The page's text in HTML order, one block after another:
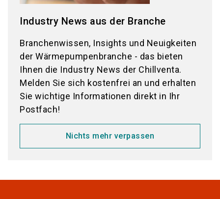
Industry News aus der Branche
Branchenwissen, Insights und Neuigkeiten
der Wärmepumpenbranche - das bieten
Ihnen die Industry News der Chillventa.
Melden Sie sich kostenfrei an und erhalten
Sie wichtige Informationen direkt in Ihr
Postfach!
Nichts mehr verpassen